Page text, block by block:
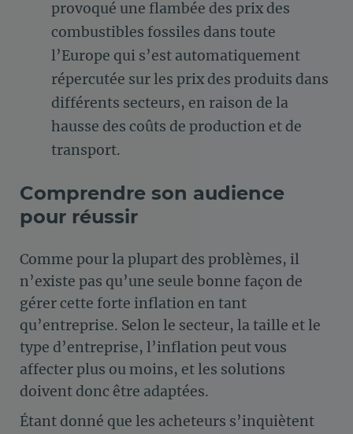
provoqué une flambée des prix des
combustibles fossiles dans toute
l’Europe qui s’est automatiquement
répercutée sur les prix des produits dans
différents secteurs, en raison de la
hausse des coûts de production et de
transport.
Comprendre son audience
pour réussir
Comme pour la plupart des problèmes, il
n’existe pas qu’une seule bonne façon de
gérer cette forte inflation en tant
qu’entreprise. Selon le secteur, la taille et le
type d’entreprise, l’inflation peut vous
affecter plus ou moins, et les solutions
doivent donc être adaptées.
Étant donné que les acheteurs s’inquiètent